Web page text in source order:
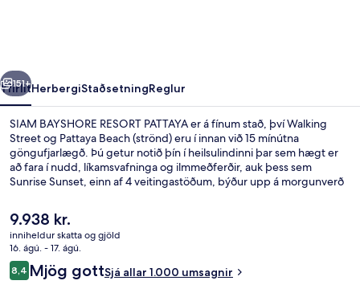
Næsta
151+
YfirlitHerbergiStaðsetningReglur
SIAM BAYSHORE RESORT PATTAYA er á fínum stað, því Walking
Street og Pattaya Beach (strönd) eru í innan við 15 mínútna
göngufjarlægð. Þú getur notið þín í heilsulindinni þar sem hægt er
að fara í nudd, líkamsvafninga og ilmmeðferðir, auk þess sem
Sunrise Sunset, einn af 4 veitingastöðum, býður upp á morgunverð
vandláta eru 2 útilaugar, bar við sundlaugarbakkann og
líkamsræktaraðstaða. Aðrir gestir hafa sérstaklega sagt að hjálpsamt
starfsfólk sé meðal helstu kosta gististaðarins.
Núverandi
verð
er
9.938 kr.
9.938 kr.
inniheldur skatta og gjöld
16. ágú. - 17. ágú.
Umsagnir
8,48,4 af 10
Mjög gottSjá allar 1.000 umsagnir